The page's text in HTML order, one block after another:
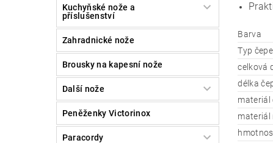
Kuchyňské nože a
příslušenství
Zahradnické nože
Brousky na kapesní nože
Další nože
Peněženky Victorinox
Paracordy
Barva
Typ
celková
délka
materiál
materiál